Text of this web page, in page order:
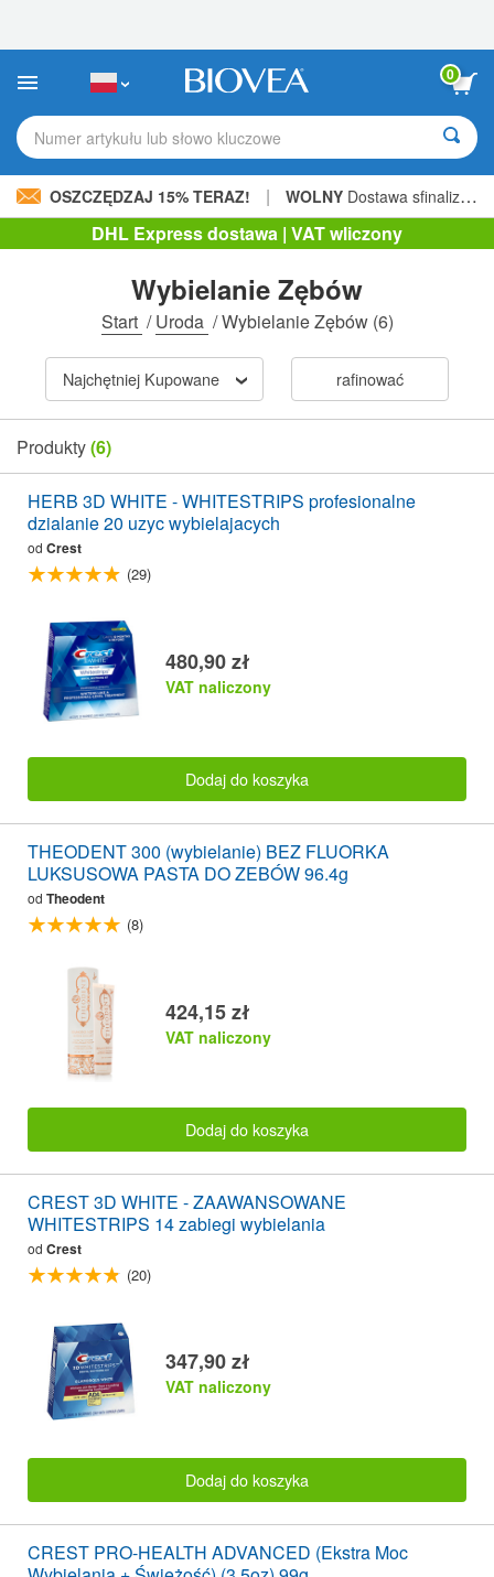
strona
internetowa
zawiera
ułatwień
dostępu.
0
Numer artykułu lub słowo kluczowe
OSZCZĘDZAJ 15% TERAZ! | WOLNY Dostawa sfinalizowana 206,00 zł »
DHL Express dostawa | VAT wliczony
Wybielanie Zębów
Start /Uroda /Wybielanie Zębów(6)
Najchętniej Kupowane rafinować
Produkty(6)
HERB 3D WHITE - WHITESTRIPS profesionalne
dzialanie 20 uzyc wybielajacych
od Crest
(29)
480,90 zł
VAT naliczony
Dodaj do koszyka
THEODENT 300 (wybielanie) BEZ FLUORKA
LUKSUSOWA PASTA DO ZEBÓW 96.4g
od Theodent
(8)
424,15 zł
VAT naliczony
Dodaj do koszyka
CREST 3D WHITE - ZAAWANSOWANE
WHITESTRIPS 14 zabiegi wybielania
od Crest
(20)
347,90 zł
VAT naliczony
Dodaj do koszyka
CREST PRO-HEALTH ADVANCED (Ekstra Moc